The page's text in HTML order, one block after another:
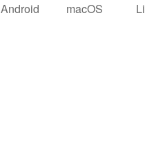
Android macOS